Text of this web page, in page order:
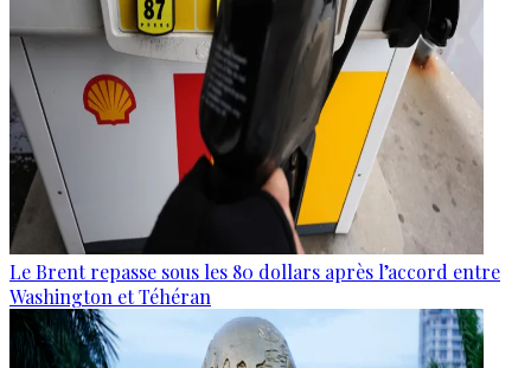
Le Brent repasse sous les 80 dollars après l’accord entre
Washington et Téhéran